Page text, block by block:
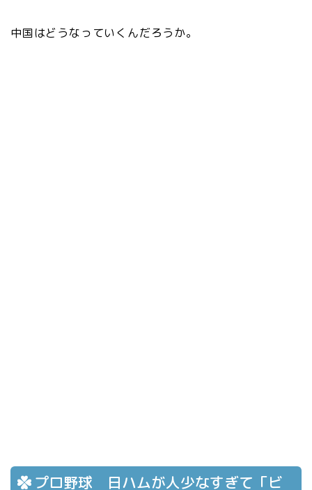
中国はどうなっていくんだろうか。
プロ野球 日ハムが人少なすぎて「ビ